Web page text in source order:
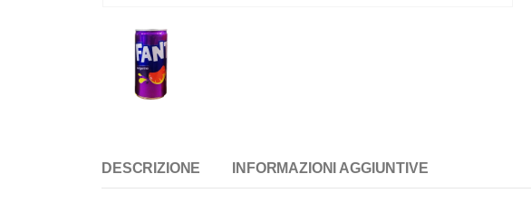
DESCRIZIONE INFORMAZIONI AGGIUNTIVE